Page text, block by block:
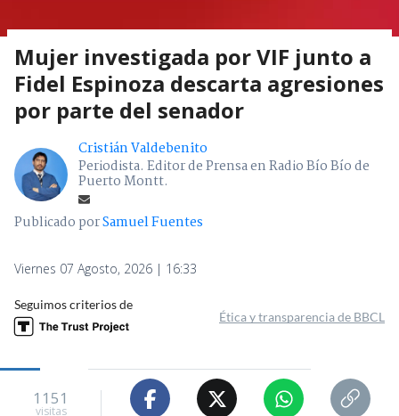
Mujer investigada por VIF junto a
Fidel Espinoza descarta agresiones
por parte del senador
Cristián Valdebenito
Periodista. Editor de Prensa en Radio Bío Bío de
Puerto Montt.
Publicado porSamuel Fuentes
Viernes 07 Agosto, 2026 | 16:33
Seguimos criterios de
Ética y transparencia de BBCL
1151
visitas